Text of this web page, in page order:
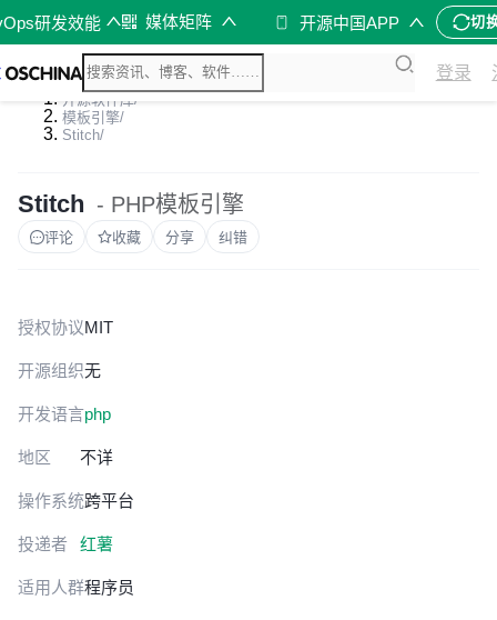
研发效能 媒体矩阵 开源中国APP 切
登录
开源软件库/
模板引擎/
Stitch/
Stitch - PHP模板引擎
评论 收藏 分享 纠错
授权协议MIT
开源组织无
开发语言php
地区 不详
操作系统跨平台
投递者 红薯
适用人群程序员